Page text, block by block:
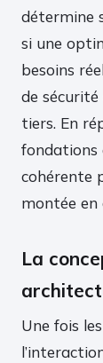
détermine
si une
besoins
de
tiers. En
fondations
cohérente
montée en
La
Une fois